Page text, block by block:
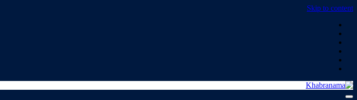
Skip to content